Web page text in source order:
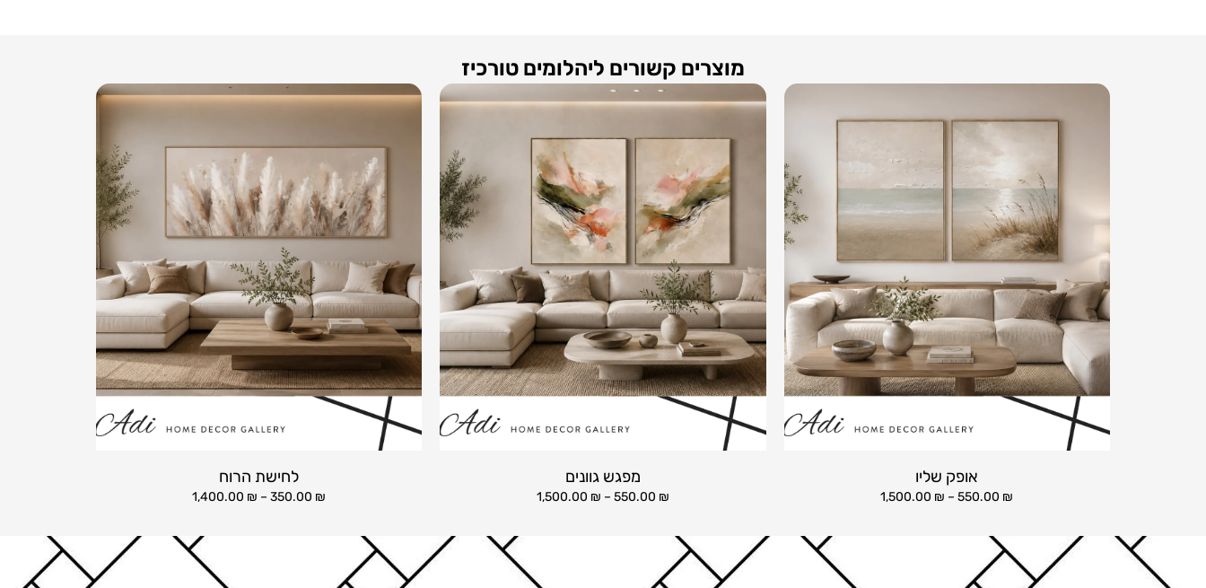
מוצרים קשורים ליהלומים טורכיז
אופק שליו
550.00 ₪
–
1,500.00 ₪
מפגש גוונים
550.00 ₪
–
1,500.00 ₪
לחישת הרוח
350.00 ₪
–
1,400.00 ₪